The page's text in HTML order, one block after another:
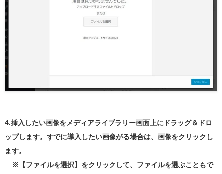
4.挿入したい画像をメディアライブラリー画面上にドラッグ＆ドロ
ップします。すでに導入したい画像がる場合は、画像をクリックし
ます。
※【ファイルを選択】をクリックして、ファイルを選ぶこともで